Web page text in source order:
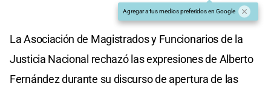
Agregar a tus medios preferidos en Google
La Asociación de Magistrados y Funcionarios de la
Justicia Nacional rechazó las expresiones de Alberto
Fernández durante su discurso de apertura de las